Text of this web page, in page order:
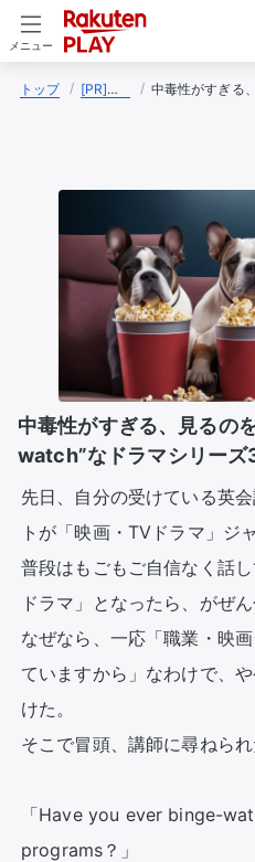
メニュー
トップ [PR]赤山恭子 中毒性がすぎる
中毒性がすぎる、見るの
watch”なドラマシリーズ
先日、自分の受けている英
トが「映画・TVドラマ」ジ
普段はもごもご自信なく話
ドラマ」となったら、がぜん
なぜなら、一応「職業・映
ていますから」なわけで、
けた。
そこで冒頭、講師に尋ねられ
「Have you ever binge-
programs？」